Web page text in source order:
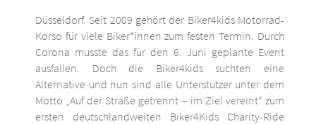
Düsseldorf. Seit 2009 gehört der Biker4kids Motorrad-
Korso für viele Biker*innen zum festen Termin. Durch
Corona musste das für den 6. Juni geplante Event
ausfallen. Doch die Biker4kids suchten eine
Alternative und nun sind alle Unterstützer unter dem
Motto „Auf der Straße getrennt – im Ziel vereint“ zum
ersten deutschlandweiten Biker4Kids Charity-Ride